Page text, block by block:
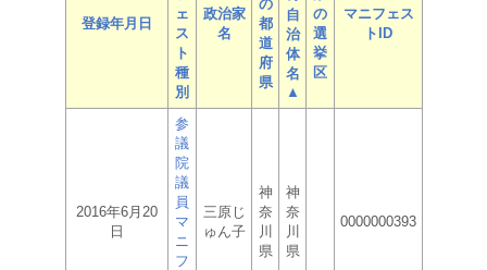
登録年月日
ェ
ス
ト
種
別
政治家
名
の
都
道
府
県
自
治
体
名
▲
の
選
挙
区
マニフェス
トID
2016年6月20
日
参
議
院
議
員
マ
ニ
フ
三原じ
ゅん子
神
奈
川
県
神
奈
川
県
0000000393